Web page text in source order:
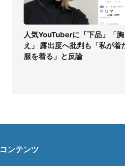
人気YouTuberに「下品」「胸
え」 露出度へ批判も「私が着
服を着る」と反論
コンテンツ